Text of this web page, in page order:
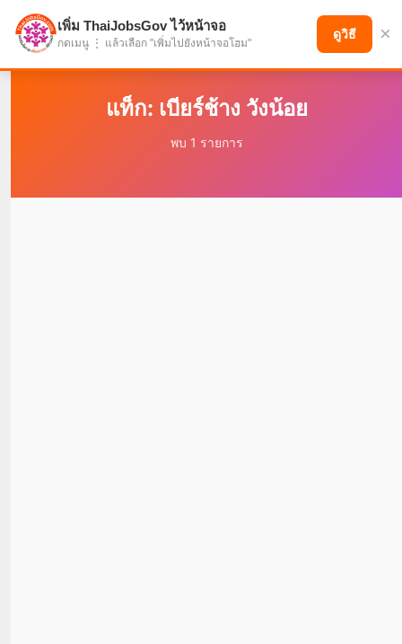
แบ่งปันโอกาส เพื่ออนาคตที่ก้าวหน้า
แท็ก: เบียร์ช้าง วังน้อย
พบ 1 รายการ
เพิ่ม ThaiJobsGov ไว้หน้าจอ
กดเมนู ⋮ แล้วเลือก "เพิ่มไปยังหน้าจอโฮม"
ดูวิธี ×